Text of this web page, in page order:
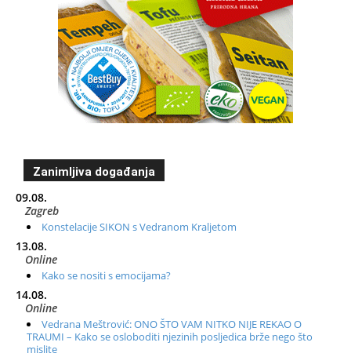
Zanimljiva događanja
09.08.
Zagreb
Konstelacije SIKON s Vedranom Kraljetom
13.08.
Online
Kako se nositi s emocijama?
14.08.
Online
Vedrana Meštrović: ONO ŠTO VAM NITKO NIJE REKAO O
TRAUMI – Kako se osloboditi njezinih posljedica brže nego što
mislite